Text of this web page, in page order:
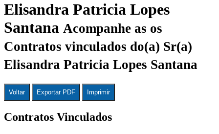
Elisandra Patricia Lopes
Santana Acompanhe as os
Contratos vinculados do(a) Sr(a)
Elisandra Patricia Lopes Santana
Voltar Exportar PDF Imprimir
Contratos Vinculados